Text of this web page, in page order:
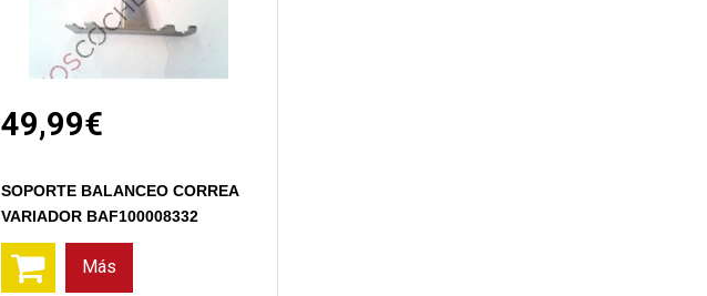
49,99€
SOPORTE BALANCEO CORREA
VARIADOR BAF100008332
Más